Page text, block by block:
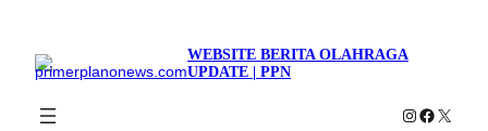
WEBSITE BERITA OLAHRAGA
UPDATE | PPN
Instagram
X